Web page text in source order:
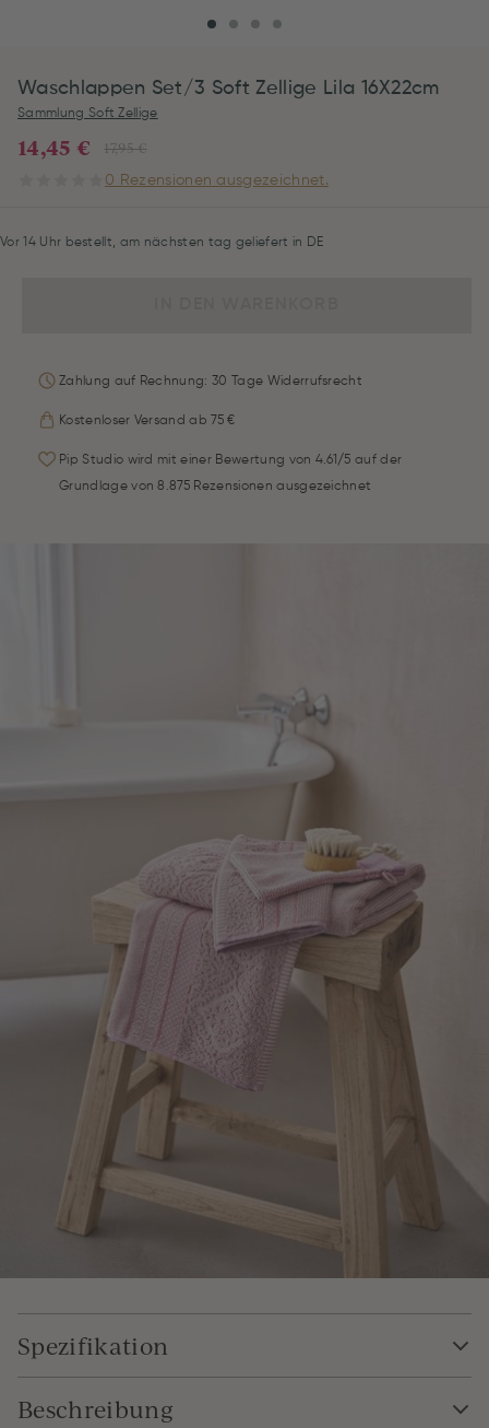
Waschlappen Set/3 Soft Zellige Lila 16X22cm
Sammlung Soft Zellige
17,95 €
14,45 €
0 Rezensionen ausgezeichnet.
Vor 14 Uhr bestellt, am nächsten tag geliefert in DE
Zahlung auf Rechnung: 30 Tage Widerrufsrecht
Kostenloser Versand ab 75 €
Pip Studio wird mit einer Bewertung von 4.61/5 auf der
Grundlage von 8.875 Rezensionen ausgezeichnet
Spezifikation
Beschreibung